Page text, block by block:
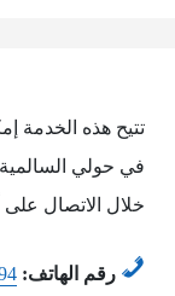
تتيح هذه الخدمة
في حولي
خلال الاتصال على
رقم الهاتف: